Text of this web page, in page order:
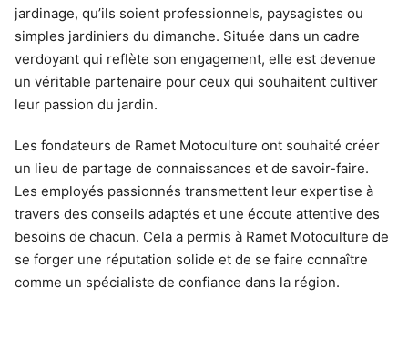
jardinage, qu’ils soient professionnels, paysagistes ou
simples jardiniers du dimanche. Située dans un cadre
verdoyant qui reflète son engagement, elle est devenue
un véritable partenaire pour ceux qui souhaitent cultiver
leur passion du jardin.
Les fondateurs de Ramet Motoculture ont souhaité créer
un lieu de partage de connaissances et de savoir-faire.
Les employés passionnés transmettent leur expertise à
travers des conseils adaptés et une écoute attentive des
besoins de chacun. Cela a permis à Ramet Motoculture de
se forger une réputation solide et de se faire connaître
comme un spécialiste de confiance dans la région.